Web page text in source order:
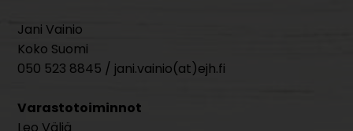
Jani Vainio
Koko Suomi
050 523 8845 / jani.vainio(at)ejh.fi
Varastotoiminnot
Leo Väliä